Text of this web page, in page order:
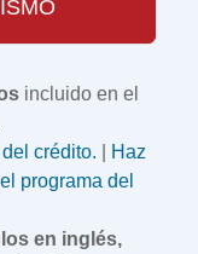
incluido en el
crédito.
Haz
programa del
en inglés,